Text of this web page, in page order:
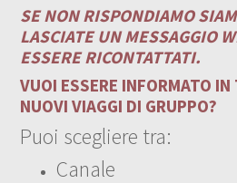
SE NON RISPONDIAMO
LASCIATE UN MESSAGGIO
ESSERE RICONTATTATI.
VUOI ESSERE INFORMATO
NUOVI VIAGGI DI GRUPPO?
Puoi scegliere tra:
Canale